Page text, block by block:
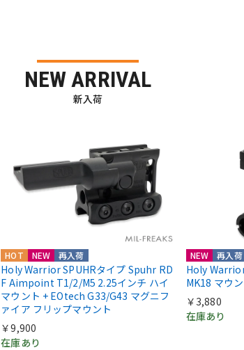
NEW ARRIVAL
新入荷
HOT NEW 再入荷
Holy Warrior SPUHRタイプ Spuhr RD
F Aimpoint T1/2/M5 2.25インチ ハイ
マウント + EOtech G33/G43 マグニフ
ァイア フリップマウント
￥9,900
在庫あり
NEW 再入荷
Holy
MK18 マウ
￥3,880
在庫あり